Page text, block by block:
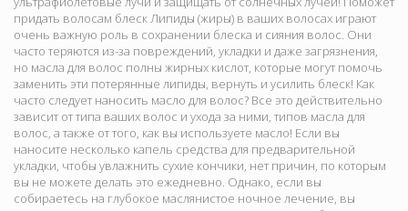
придать волосам блеск Липиды (жиры) в ваших волосах играют
очень важную роль в сохранении блеска и сияния волос. Они
часто теряются из-за повреждений, укладки и даже загрязнения,
но масла для волос полны жирных кислот, которые могут помочь
заменить эти потерянные липиды, вернуть и усилить блеск! Как
часто следует наносить масло для волос? Все это действительно
зависит от типа ваших волос и ухода за ними, типов масла для
волос, а также от того, как вы используете масло! Если вы
наносите несколько капель средства для предварительной
укладки, чтобы увлажнить сухие кончики, нет причин, по которым
вы не можете делать это ежедневно. Однако, если вы
собираетесь на глубокое маслянистое ночное лечение, вы